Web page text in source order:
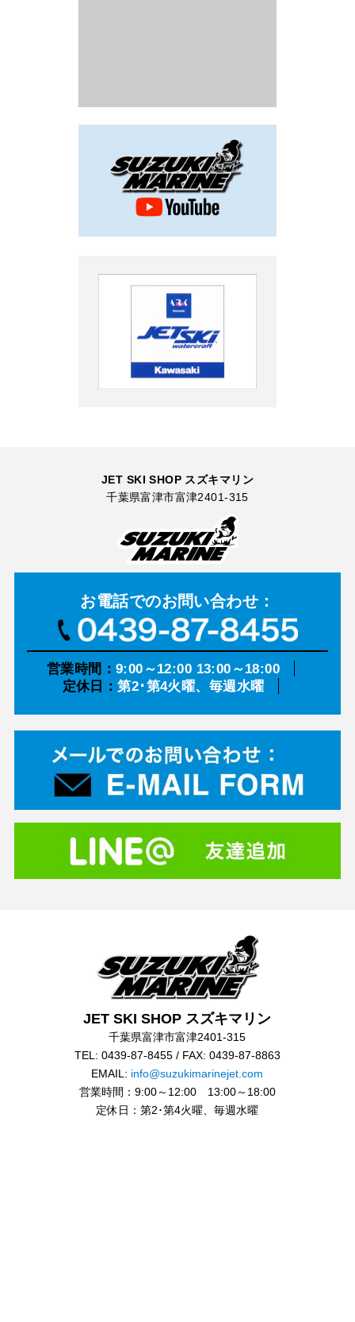
JET SKI SHOP スズキマリン
千葉県富津市富津2401-315
お電話でのお問い合わせ：
営業時間： 9:00～12:00 13:00～18:00
定休日：第2･第4火曜、毎週水曜
JET SKI SHOP スズキマリン
千葉県富津市富津2401-315
TEL: 0439-87-8455 / FAX: 0439-87-8863
EMAIL: info@suzukimarinejet.com
営業時間：9:00～12:00 13:00～18:00
定休日：第2･第4火曜、毎週水曜